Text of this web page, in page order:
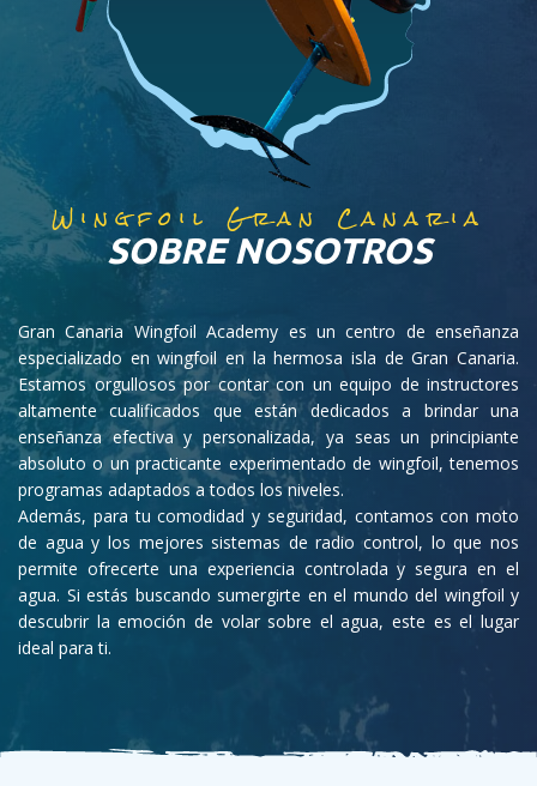
Wingfoil Gran Canaria
SOBRE NOSOTROS
Gran Canaria Wingfoil Academy es un centro de enseñanza
especializado en wingfoil en la hermosa isla de Gran Canaria.
Estamos orgullosos por contar con un equipo de instructores
altamente cualificados que están dedicados a brindar una
enseñanza efectiva y personalizada, ya seas un principiante
absoluto o un practicante experimentado de wingfoil, tenemos
programas adaptados a todos los niveles.
Además, para tu comodidad y seguridad, contamos con moto
de agua y los mejores sistemas de radio control, lo que nos
permite ofrecerte una experiencia controlada y segura en el
agua. Si estás buscando sumergirte en el mundo del wingfoil y
descubrir la emoción de volar sobre el agua, este es el lugar
ideal para ti.